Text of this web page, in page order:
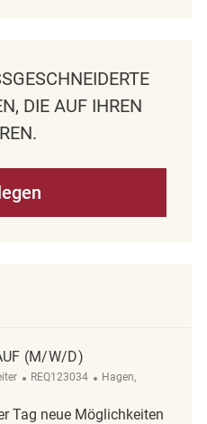
J
DIE AUF IHREN I
(M/W/D)
ReqId
REQ123034 Ort
Hagen,
Tag neue Möglichkeiten